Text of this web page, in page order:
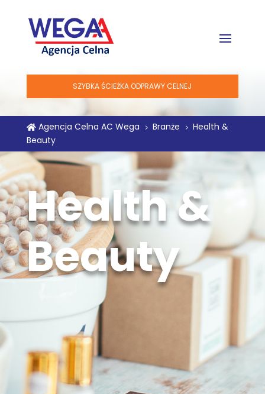
SZYBKA ŚCIEŻKA ODPRAWY CELNEJ
 Agencja Celna AC Wega 5 Branże 5 Health &
Beauty
Health &
Beauty